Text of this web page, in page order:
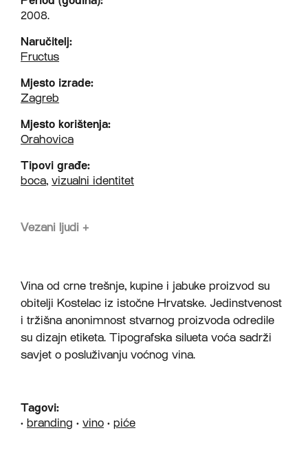
2008.
Naručitelj:
Fructus
Mjesto izrade:
Zagreb
Mjesto korištenja:
Orahovica
Tipovi građe:
boca, vizualni identitet
Vezani ljudi +
Vina od crne trešnje, kupine i jabuke proizvod su
obitelji Kostelac iz istočne Hrvatske. Jedinstvenost
i tržišna anonimnost stvarnog proizvoda odredile
su dizajn etiketa. Tipografska silueta voća sadrži
savjet o posluživanju voćnog vina.
Tagovi:
• branding • vino • piće